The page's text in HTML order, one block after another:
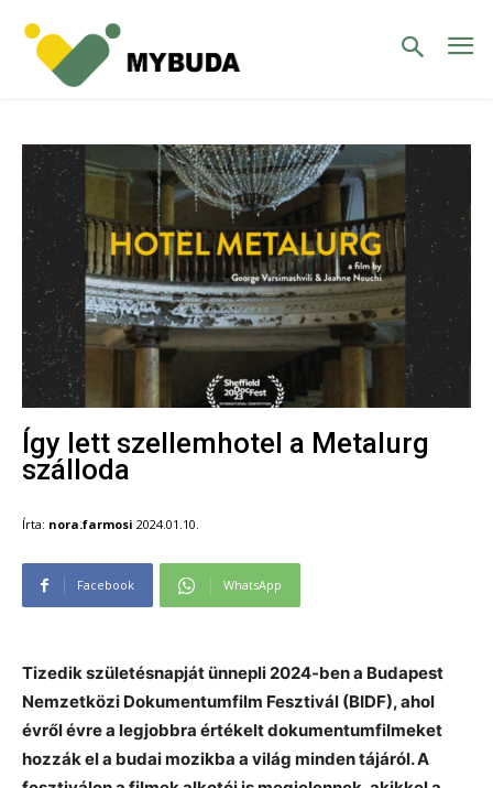
Így lett szellemhotel a Metalurg
szálloda
Írta: nora.farmosi 2024.01.10.
Facebook WhatsApp
Tizedik születésnapját ünnepli 2024-ben a Budapest
Nemzetközi Dokumentumfilm Fesztivál (BIDF), ahol
évről évre a legjobbra értékelt dokumentumfilmeket
hozzák el a budai mozikba a világ minden tájáról. A